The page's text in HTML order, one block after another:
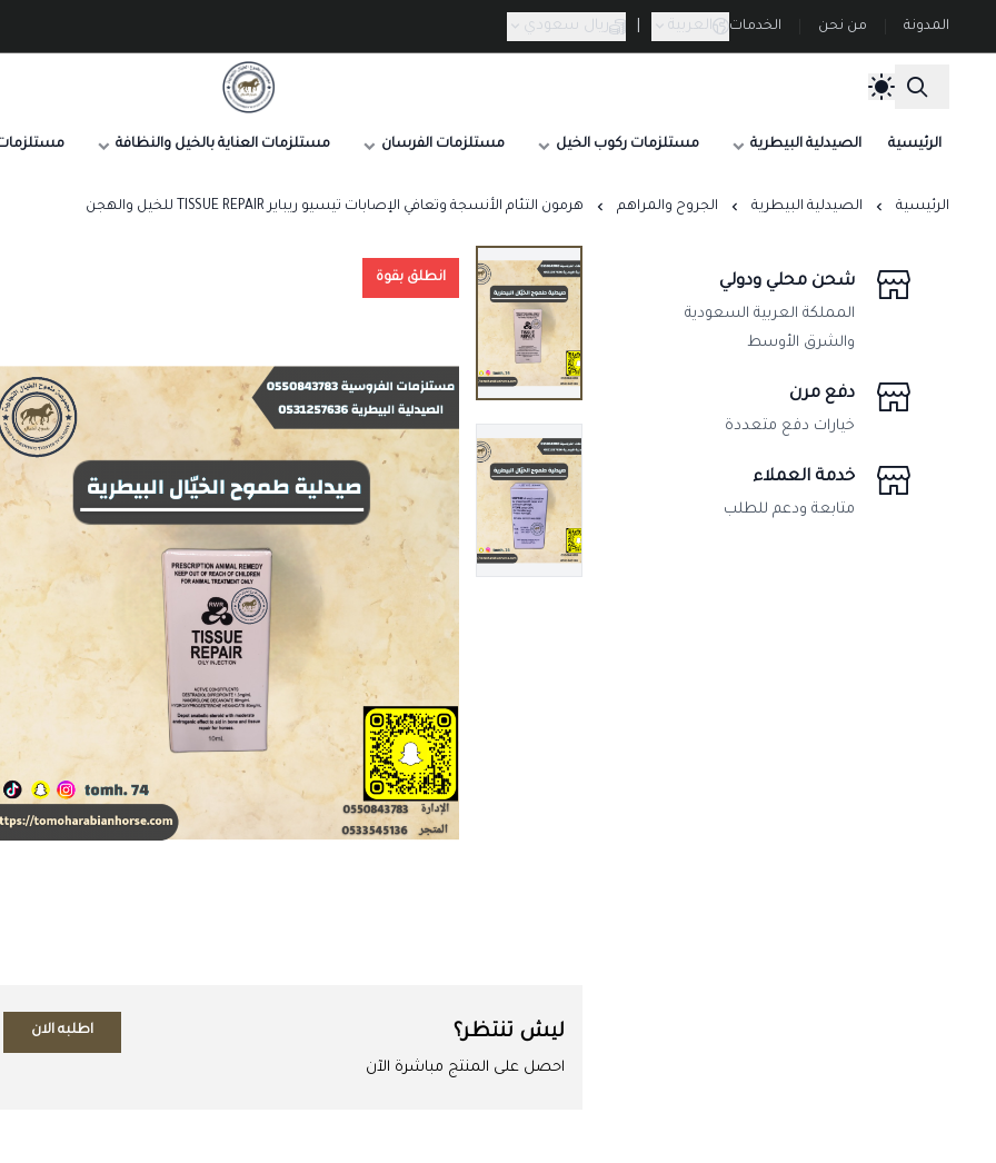
المدونة من نحن الخدمات العربية ريال سعودي
صيدلية طموح الخيال البيطرية
الرئيسية الصيدلية البيطرية مستلزمات ركوب الخيل مستلزمات الفرسان مستلزمات العناية بالخيل والنظافة مستلزمات
الرئيسية الصيدلية البيطرية الجروح والمراهم هرمون التئام الأنسجة وتعافي الإصابات تيسيو ريباير TISSUE REPAIR للخيل والهجن
انطلق بقوة
ليش تنتظر؟
احصل على المنتج مباشرة الآن
اطلبه الان
شحن محلي ودولي
المملكة العربية السعودية
والشرق الأوسط
دفع مرن
خيارات دفع متعددة
خدمة العملاء
متابعة ودعم للطلب